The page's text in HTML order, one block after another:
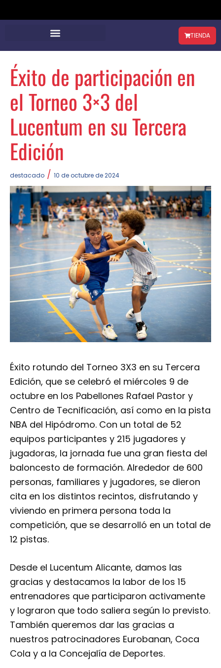
TIENDA
Éxito de participación en
el Torneo 3×3 del
Lucentum en su Tercera
Edición
destacado / 10 de octubre de 2024
Éxito rotundo del Torneo 3X3 en su Tercera
Edición, que se celebró el miércoles 9 de
octubre en los Pabellones Rafael Pastor y
Centro de Tecnificación, así como en la pista
NBA del Hipódromo. Con un total de 52
equipos participantes y 215 jugadores y
jugadoras, la jornada fue una gran fiesta del
baloncesto de formación. Alrededor de 600
personas, familiares y jugadores, se dieron
cita en los distintos recintos, disfrutando y
viviendo en primera persona toda la
competición, que se desarrolló en un total de
12 pistas.
Desde el Lucentum Alicante, damos las
gracias y destacamos la labor de los 15
entrenadores que participaron activamente
y lograron que todo saliera según lo previsto.
También queremos dar las gracias a
nuestros patrocinadores Eurobanan, Coca
Cola y a la Concejalía de Deportes.